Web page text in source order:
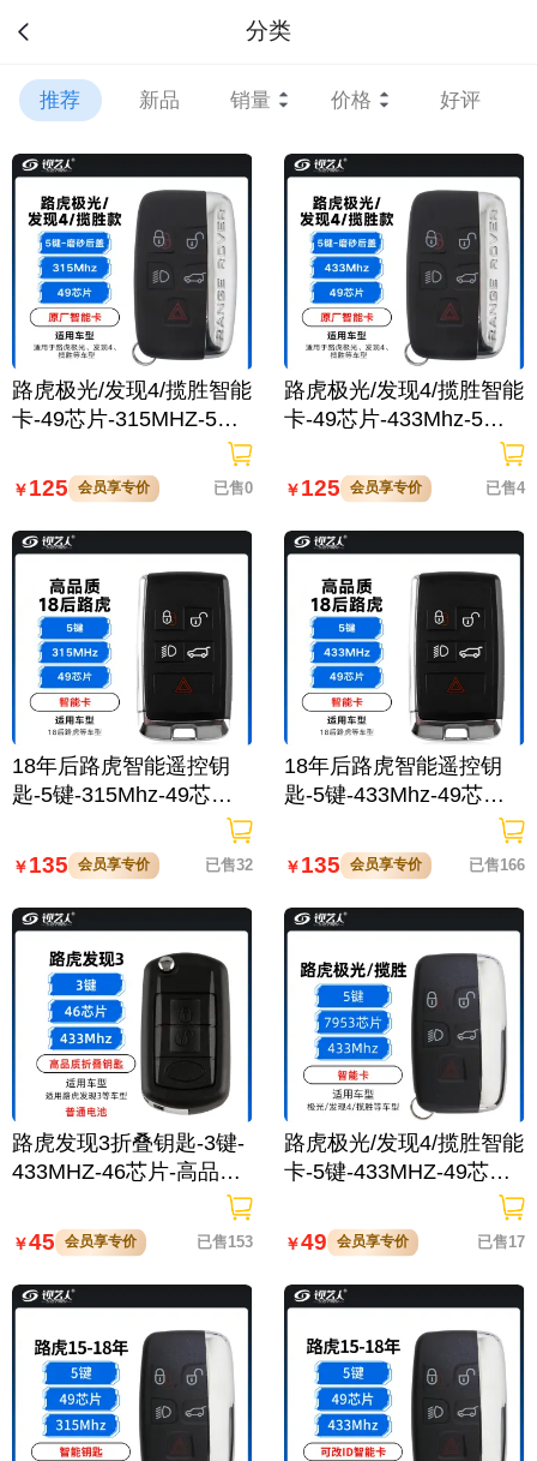
分类
推荐 新品 销量 价格 好评
路虎极光/发现4/揽胜智能
卡-49芯片-315MHZ-5键-
￥125 会员享专价 已售0
18年后路虎智能遥控钥
匙-5键-315Mhz-49芯片-
高品质 揽胜 发现 极光 卫
士 神行 星脉
￥135 会员享专价 已售32
路虎发现3折叠钥匙-3键-
433MHZ-46芯片-高品质-
￥45 会员享专价 已售153
路虎极光/发现4/揽胜智能
卡-49芯片-433Mhz-5键-
￥125 会员享专价 已售4
18年后路虎智能遥控钥
匙-5键-433Mhz-49芯片-
高品质 揽胜 发现 极光 卫
士 神行 星脉
￥135 会员享专价 已售166
路虎极光/发现4/揽胜智能
卡-5键-433MHZ-49芯片
￥49 会员享专价 已售17